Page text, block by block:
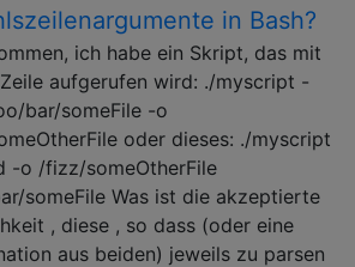
in Bash?
ich habe ein Skript, das mit
aufgerufen wird: ./myscript -
bar/someFile -o
oder dieses: ./myscript
-o /fizz/someOtherFile
someFile Was ist die akzeptierte
, diese , so dass (oder eine
aus beiden) jeweils zu parsen